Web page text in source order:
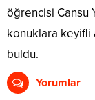
öğrencisi Cansu
konuklara keyifli
buldu.
Yorumlar